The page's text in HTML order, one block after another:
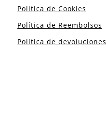
Politica de Cookies
Política de Reembolsos
Política de devoluciones